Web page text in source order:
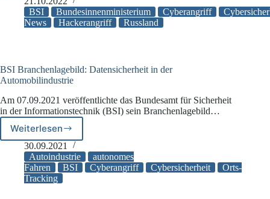
BSI-
Chef
BSI
Bundesinnenministerium Cyberangriff
News
Hackerangriff Russland
BSI Branchenlagebild: Datensicherheit in der
Automobilindustrie
Am 07.09.2021 veröffentlichte das Bundesamt für Sicherheit
in der Informationstechnik (BSI) sein Branchenlagebild…
Weiterlesen
BSI
Branchenlagebild:
Datensicherheit
in
der
30.09.2021
Autoindustrie
autonomes
Fahren
BSI Cyberangriff Cybersicherheit
Orts-
Tracking